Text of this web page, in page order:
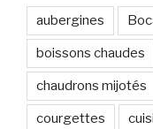
aubergines
boissons chaudes
chaudrons mijotés
courgettes